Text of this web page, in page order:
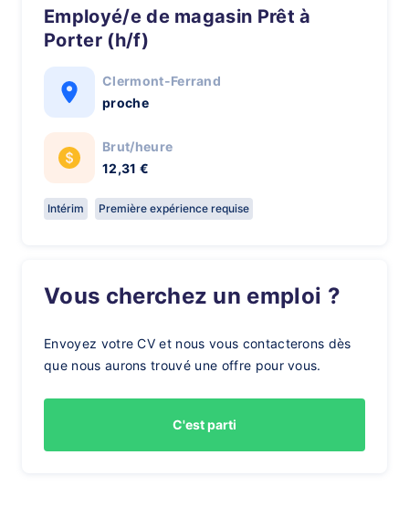
Employé/e de magasin Prêt à
Porter (h/f)
Clermont-Ferrand
proche
Brut/heure
12,31 €
Intérim Première expérience requise
Vous cherchez un emploi ?
Envoyez votre CV et nous vous contacterons dès
que nous aurons trouvé une offre pour vous.
C'est parti